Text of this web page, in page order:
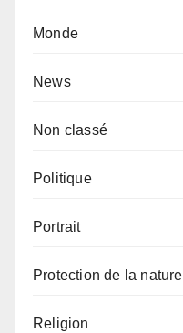
Monde
News
Non classé
Politique
Portrait
Protection de la nature
Religion